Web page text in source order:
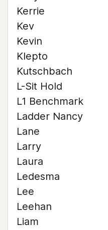
Kerrie
Kev
Kevin
Klepto
Kutschbach
L-Sit Hold
L1 Benchmark
Ladder Nancy
Lane
Larry
Laura
Ledesma
Lee
Leehan
Liam